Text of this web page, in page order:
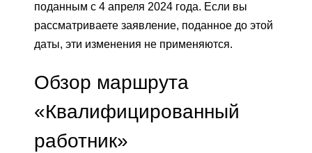
поданным с 4 апреля 2024 года. Если вы
рассматриваете заявление, поданное до этой
даты, эти изменения не применяются.
Обзор маршрута
«Квалифицированный
работник»